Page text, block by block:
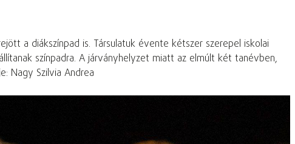
a diákszínpad is. Társulatuk évente kétszer szerepel iskolai
színpadra. A járványhelyzet miatt az elmúlt két tanévben,
Nagy Szilvia Andrea